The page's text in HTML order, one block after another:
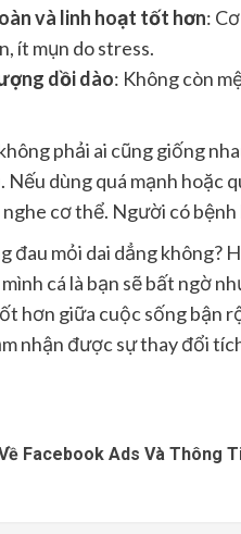
và linh hoạt tốt hơn:
ít mụn do stress.
dồi dào: Không còn
phải ai cũng giống
Nếu dùng quá mạnh hoặc
nghe cơ thể. Người có
đau mỏi dai dẳng không?
mình cá là bạn sẽ bất ngờ
hơn giữa cuộc sống bận
nhận được sự thay đổi
Facebook Ads Và Thông